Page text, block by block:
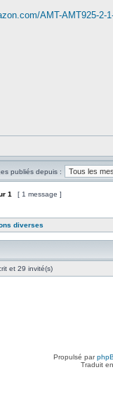
AMT-AMT925-2-
publiés depuis :
1 [ 1 message ]
diverses
et 29 invité(s)
Propulsé par
Traduit